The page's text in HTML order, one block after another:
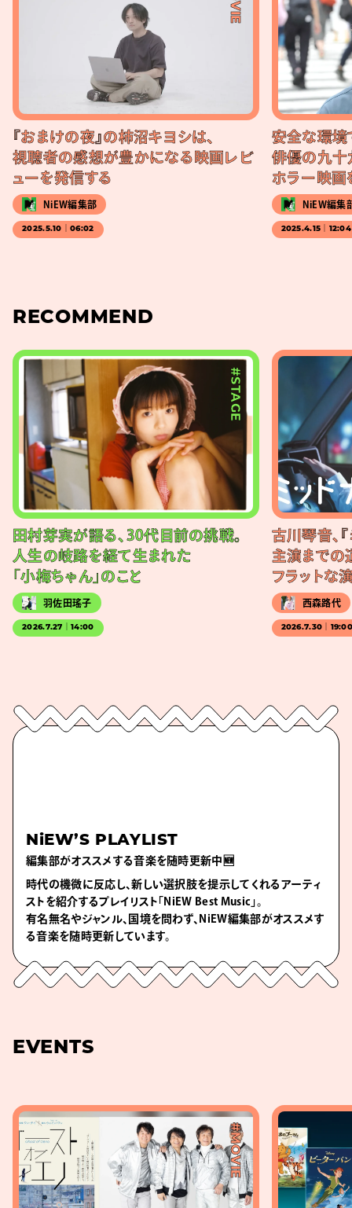
『おまけの夜』の柿沼キヨシは、
視聴者の感想が豊かになる映画レビ
ューを発信する
NiEW編集部
2025.5.10｜06:02
安全な環境
俳優の九十
ホラー映画
NiEW編集
2025.4.15｜12:04
RECOMMEND
#STAGE
田村芽実が語る、30代目前の挑戦。
人生の岐路を経て生まれた
「小梅ちゃん」のこと
羽佐田瑤子
2026.7.27｜14:00
古川琴音、
主演までの
フラットな
西森路代
2026.7.30｜
NiEW’S PLAYLIST
編集部がオススメする音楽を随時更新中🆕
時代の機微に反応し、新しい選択肢を提示してくれるアーティ
ストを紹介するプレイリスト「NiEW Best Music」。
有名無名やジャンル、国境を問わず、NiEW編集部がオススメす
る音楽を随時更新しています。
EVENTS
#MOVIE